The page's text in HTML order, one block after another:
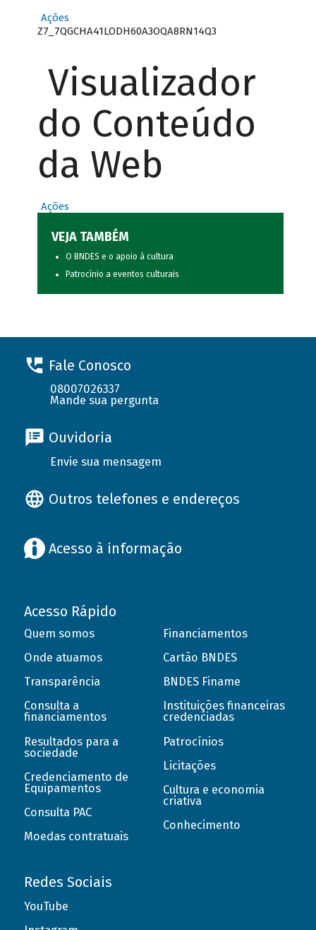
Ações
Z7_7QGCHA41LODH60A3OQA8RN14Q3
Visualizador
do Conteúdo
da Web
Ações
VEJA TAMBÉM
O BNDES e o apoio à cultura
Patrocínio a eventos culturais
Fale Conosco
08007026337
Mande sua pergunta
Ouvidoria
Envie sua mensagem
Outros telefones e endereços
Acesso à informação
Acesso Rápido
Quem somos
Onde atuamos
Transparência
Consulta a
financiamentos
Resultados para a
sociedade
Credenciamento de
Equipamentos
Consulta PAC
Moedas contratuais
Financiamentos
Cartão BNDES
BNDES Finame
Instituições financeiras
credenciadas
Patrocínios
Licitações
Cultura e economia
criativa
Conhecimento
Redes Sociais
YouTube